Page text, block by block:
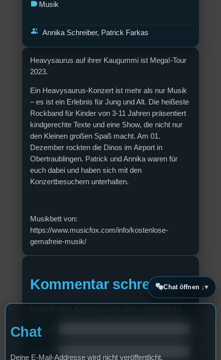
Heavysaurus auf ihrer Kaugummi ist Mega!-Tour
2023.
Ein Heavysaurus-Konzert ist mehr als nur Musik
– es ist ein Erlebnis für Jung und Alt. Die heißeste
Rockband für Kinder von 3-11 Jahren präsentiert
kindgerechte Texte und eine Show, die nicht nur
den Kleinen großen Spaß macht. Am 01.
Dezember rockten die Dinos im Airport in
Obertraublingen. Patrick und Annika waren für
euch dabei und haben sich mit den
Konzertbesuchern unterhalten.
Musikbett von:
https://www.musicfox.com/info/kostenlose-
gemafreie-musik/
Kommentar schreiben
Name
label Musik
group Annika Schreiber, Patrick Farkas
Chat öffnen ↓
Chat
Deine E-Mail-Addresse wird nicht veröffentlicht.